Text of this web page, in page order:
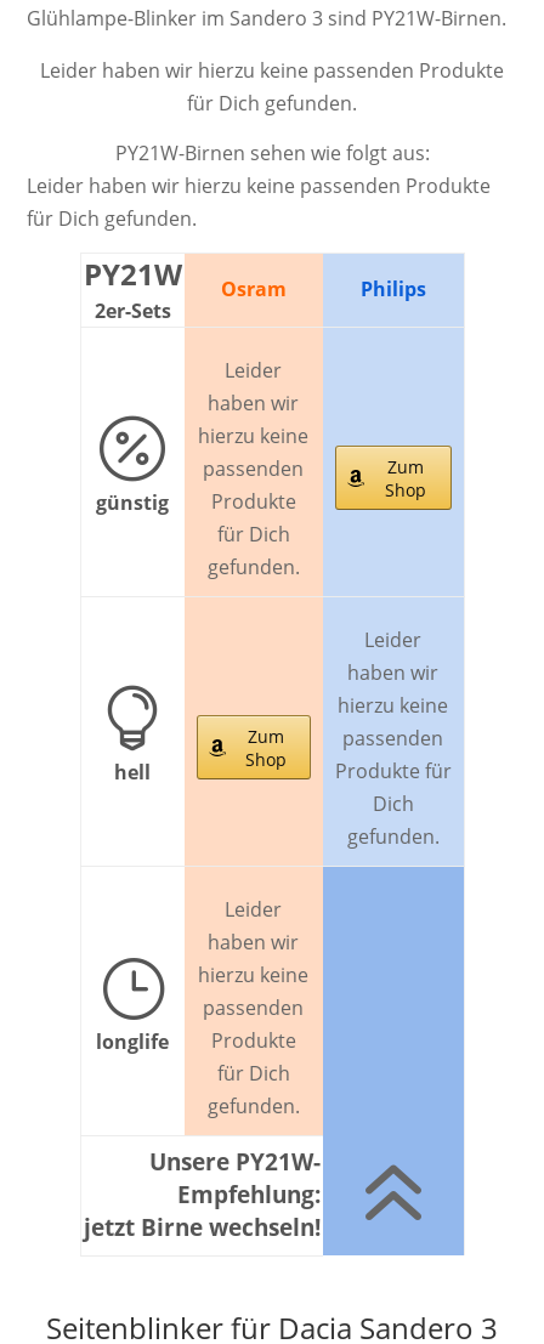
Glühlampe-Blinker im Sandero 3 sind PY21W-Birnen.
Leider haben wir hierzu keine passenden Produkte
für Dich gefunden.
PY21W-Birnen sehen wie folgt aus:
Leider haben wir hierzu keine passenden Produkte
für Dich gefunden.
PY21W
2er-Sets
Osram Philips

günstig
Leider
haben wir
hierzu keine
passenden
Produkte
für Dich
gefunden.
Zum
Shop

hell
Zum
Shop
Leider
haben wir
hierzu keine
passenden
Produkte für
Dich
gefunden.
}
longlife
Leider
haben wir
hierzu keine
passenden
Produkte
für Dich
gefunden.
Unsere PY21W-
Empfehlung:
jetzt Birne wechseln!
6
Seitenblinker für Dacia Sandero 3